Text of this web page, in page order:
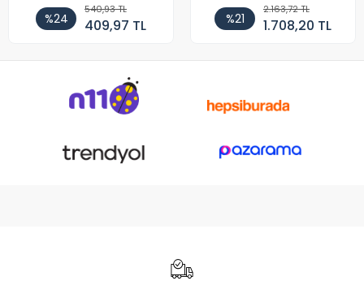
%24
540,93 TL
409,97 TL
Cihazı Şarj Aleti (150W)
%21
2.163,72 TL
1.708,20 TL